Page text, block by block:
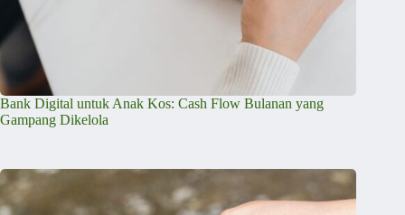
Bank Digital untuk Anak Kos: Cash Flow Bulanan yang
Gampang Dikelola